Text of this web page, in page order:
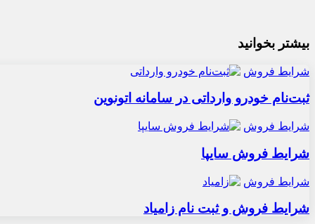
بیشتر بخوانید
شرایط فروش
ثبت‌نام خودرو وارداتی در سامانه اتونوین
شرایط فروش
شرایط فروش سایپا
شرایط فروش
شرایط فروش و ثبت نام زامیاد